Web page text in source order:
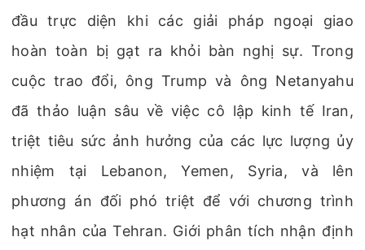
đầu trực diện khi các giải pháp ngoại giao
hoàn toàn bị gạt ra khỏi bàn nghị sự. Trong
cuộc trao đổi, ông Trump và ông Netanyahu
đã thảo luận sâu về việc cô lập kinh tế Iran,
triệt tiêu sức ảnh hưởng của các lực lượng ủy
nhiệm tại Lebanon, Yemen, Syria, và lên
phương án đối phó triệt để với chương trình
hạt nhân của Tehran. Giới phân tích nhận định